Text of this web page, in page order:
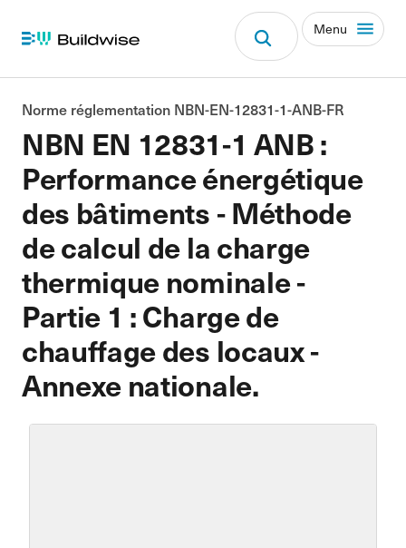
Menu
NBN EN 12831-1 ANB :
Performance énergétique
des bâtiments - Méthode
de calcul de la charge
thermique nominale -
Partie 1 : Charge de
chauffage des locaux -
Annexe nationale.
Norme réglementation NBN-EN-12831-1-ANB-FR